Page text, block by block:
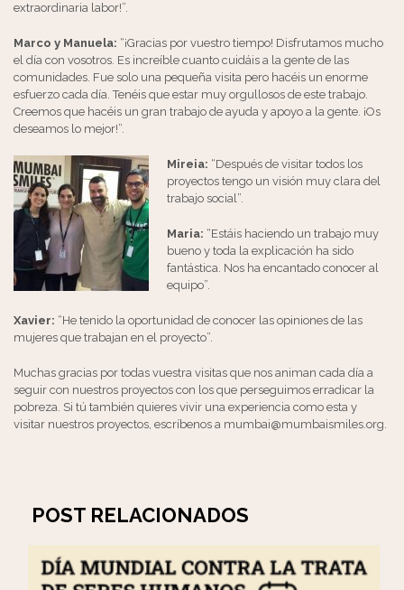
extraordinaria labor!”.
Marco y Manuela: “¡Gracias por vuestro tiempo! Disfrutamos mucho
el día con vosotros. Es increíble cuanto cuidáis a la gente de las
comunidades. Fue solo una pequeña visita pero hacéis un enorme
esfuerzo cada día. Tenéis que estar muy orgullosos de este trabajo.
Creemos que hacéis un gran trabajo de ayuda y apoyo a la gente. ¡Os
deseamos lo mejor!”.
Mireia: “Después de visitar todos los
proyectos tengo un visión muy clara del
trabajo social”.
Maria: “Estáis haciendo un trabajo muy
bueno y toda la explicación ha sido
fantástica. Nos ha encantado conocer al
equipo”.
Xavier: “He tenido la oportunidad de conocer las opiniones de las
mujeres que trabajan en el proyecto”.
Muchas gracias por todas vuestra visitas que nos animan cada día a
seguir con nuestros proyectos con los que perseguimos erradicar la
pobreza. Si tú también quieres vivir una experiencia como esta y
visitar nuestros proyectos, escríbenos a mumbai@mumbaismiles.org.
POST RELACIONADOS